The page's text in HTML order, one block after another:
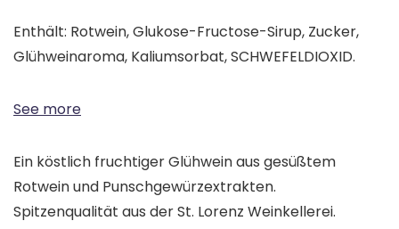
Enthält: Rotwein, Glukose-Fructose-Sirup, Zucker,
Glühweinaroma, Kaliumsorbat, SCHWEFELDIOXID.
See more
Ein köstlich fruchtiger Glühwein aus gesüßtem
Rotwein und Punschgewürzextrakten.
Spitzenqualität aus der St. Lorenz Weinkellerei.